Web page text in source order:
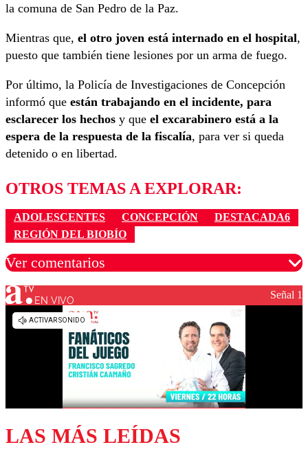
la comuna de San Pedro de la Paz.
Mientras que, el otro joven está internado en el hospital,
puesto que también tiene lesiones por un arma de fuego.
Por último, la Policía de Investigaciones de Concepción
informó que están trabajando en el incidente, para
esclarecer los hechos y que el excarabinero está a la
espera de la respuesta de la fiscalía, para ver si queda
detenido o en libertad.
OTROS TEMAS A EXPLORAR:
ADOLESCENTES CONCEPCIÓN
DESTACADA6
REGIÓN DEL BIOBÍO
Ver comentarios
Los comentarios son moderados para garantizar un
diálogo respetuoso.
EN VIVO Señal 1
LAS MÁS LEÍDAS